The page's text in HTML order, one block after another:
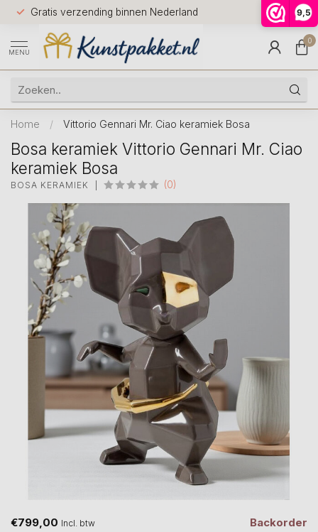
9,5
Gratis verzending binnen Nederland
Voor
huis
9.5
MENU
0
Home / Vittorio Gennari Mr. Ciao keramiek Bosa
Bosa keramiek Vittorio Gennari Mr. Ciao
keramiek Bosa
BOSA KERAMIEK (0)
€799,00 Incl. btw Backorder